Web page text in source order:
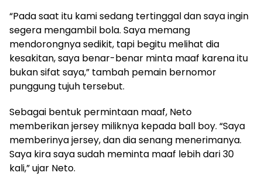
“Pada saat itu kami sedang tertinggal dan saya ingin
segera mengambil bola. Saya memang
mendorongnya sedikit, tapi begitu melihat dia
kesakitan, saya benar-benar minta maaf karena itu
bukan sifat saya,” tambah pemain bernomor
punggung tujuh tersebut.
Sebagai bentuk permintaan maaf, Neto
memberikan jersey miliknya kepada ball boy. “Saya
memberinya jersey, dan dia senang menerimanya.
Saya kira saya sudah meminta maaf lebih dari 30
kali,” ujar Neto.